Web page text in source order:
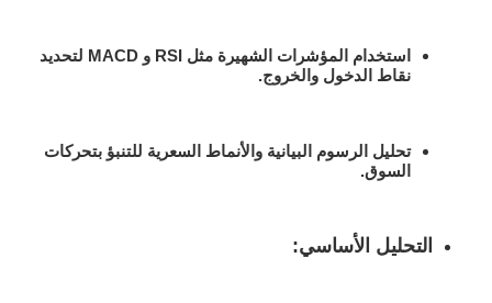
استخدام المؤشرات الشهيرة مثلRSI و MACD
لتحديد
نقاط الدخول والخروج.
تحليل الرسوم البيانية والأنماط السعرية للتنبؤ بتحركات
السوق.
التحليل الأساسي: